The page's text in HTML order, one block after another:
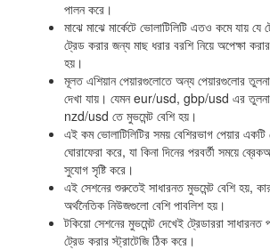
পালন করে।
মাঝে মাঝে মার্কেটে ভোলাটিলিটি এতও কমে যায় যে
ট্রেড করার জন্য মাছ ধরার বরশি নিয়ে অপেক্ষা
হয়।
মূলত এশিয়ান পেয়ারগুলোতে অন্য পেয়ারগুলোর
দেখা যায়। যেমন eur/usd, gbp/usd এর
nzd/usd তে মুভমেন্ট বেশি হয়।
এই কম ভোলাটিলিটির সময় বেশিরভাগ পেয়ার একটি
ঘোরাফেরা করে, যা কিনা দিনের পরবর্তী সময়ে
সুযোগ সৃষ্টি করে।
এই সেশনের শুরুতেই সাধারনত মুভমেন্ট বেশি হয়,
অর্থনৈতিক নিউজগুলো বেশি পাবলিশ হয়।
টকিয়ো সেশনের মুভমেন্ট দেখেই ট্রেডাররা সাধারনত
ট্রেড করার স্ট্রাটেজি ঠিক করে।